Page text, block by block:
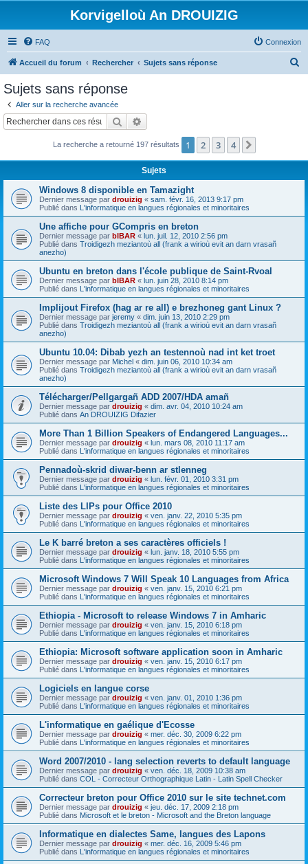
Korvigelloù An DROUIZIG
FAQ Connexion
Accueil du forum Rechercher Sujets sans réponse
c
Sujets sans réponse
Aller sur la recherche avancée
Rechercher
La recherche a retourné 197 résultats 1 2 3 4
Sujets
Windows 8 disponible en Tamazight
Dernier message par drouizig « sam. févr. 16, 2013 9:17 pm
Publié dans L'informatique en langues régionales et minoritaires
Une affiche pour GCompris en breton
Dernier message par bIBAR « lun. juil. 12, 2010 2:56 pm
Publié dans Troidigezh meziantoù all (frank a wirioù evit an darn vrasañ
anezho)
Ubuntu en breton dans l'école publique de Saint-Rvoal
Dernier message par bIBAR « lun. juin 28, 2010 8:14 pm
Publié dans L'informatique en langues régionales et minoritaires
Implijout Firefox (hag ar re all) e brezhoneg gant Linux ?
Dernier message par jeremy « dim. juin 13, 2010 2:29 pm
Publié dans Troidigezh meziantoù all (frank a wirioù evit an darn vrasañ
anezho)
Ubuntu 10.04: Dibab yezh an testennoù nad int ket troet
Dernier message par Michel « dim. juin 06, 2010 10:34 am
Publié dans Troidigezh meziantoù all (frank a wirioù evit an darn vrasañ
anezho)
Télécharger/Pellgargañ ADD 2007/HDA amañ
Dernier message par drouizig « dim. avr. 04, 2010 10:24 am
Publié dans An DROUIZIG Difazier
More Than 1 Billion Speakers of Endangered Languages...
Dernier message par drouizig « lun. mars 08, 2010 11:17 am
Publié dans L'informatique en langues régionales et minoritaires
Pennadoù-skrid diwar-benn ar stlenneg
Dernier message par drouizig « lun. févr. 01, 2010 3:31 pm
Publié dans L'informatique en langues régionales et minoritaires
Liste des LIPs pour Office 2010
Dernier message par drouizig « ven. janv. 22, 2010 5:35 pm
Publié dans L'informatique en langues régionales et minoritaires
Le K barré breton a ses caractères officiels !
Dernier message par drouizig « lun. janv. 18, 2010 5:55 pm
Publié dans L'informatique en langues régionales et minoritaires
Microsoft Windows 7 Will Speak 10 Languages from Africa
Dernier message par drouizig « ven. janv. 15, 2010 6:21 pm
Publié dans L'informatique en langues régionales et minoritaires
Ethiopia - Microsoft to release Windows 7 in Amharic
Dernier message par drouizig « ven. janv. 15, 2010 6:18 pm
Publié dans L'informatique en langues régionales et minoritaires
Ethiopia: Microsoft software application soon in Amharic
Dernier message par drouizig « ven. janv. 15, 2010 6:17 pm
Publié dans L'informatique en langues régionales et minoritaires
Logiciels en langue corse
Dernier message par drouizig « ven. janv. 01, 2010 1:36 pm
Publié dans L'informatique en langues régionales et minoritaires
L'informatique en gaélique d'Ecosse
Dernier message par drouizig « mer. déc. 30, 2009 6:22 pm
Publié dans L'informatique en langues régionales et minoritaires
Word 2007/2010 - lang selection reverts to default language
Dernier message par drouizig « ven. déc. 18, 2009 10:38 am
Publié dans COL - Correcteur Orthographique Latin - Latin Spell Checker
Correcteur breton pour Office 2010 sur le site technet.com
Dernier message par drouizig « jeu. déc. 17, 2009 2:18 pm
Publié dans Microsoft et le breton - Microsoft and the Breton language
Informatique en dialectes Same, langues des Lapons
Dernier message par drouizig « mer. déc. 16, 2009 5:46 pm
Publié dans L'informatique en langues régionales et minoritaires